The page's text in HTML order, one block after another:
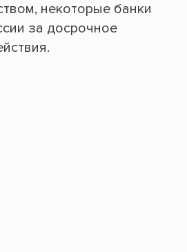
некоторые банки
за досрочное